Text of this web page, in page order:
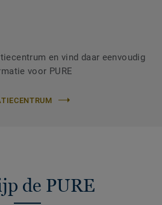
en vind daar eenvoudig
voor PURE
de PURE